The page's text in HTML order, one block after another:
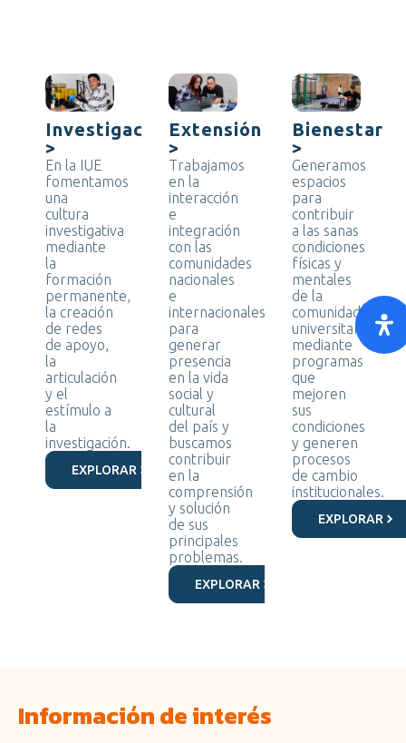
Investigación
>
En la IUE
fomentamos
una
cultura
investigativa
mediante
la
formación
permanente,
la creación
de redes
de apoyo,
la
articulación
y el
estímulo a
la
investigación.
EXPLORAR
Extensión
>
Trabajamos
en la
interacción
e
integración
con las
comunidades
nacionales
e
internacionales
para
generar
presencia
en la vida
social y
cultural
del país y
buscamos
contribuir
en la
comprensión
y solución
de sus
principales
problemas.
EXPLORAR
Bienestar
>
Generamos
espacios
para
contribuir
a las sanas
condiciones
físicas y
mentales
de la
comunidad
universitaria
mediante
programas
que
mejoren
sus
condiciones
y generen
procesos
de cambio
institucionales.
EXPLORAR
Información de interés